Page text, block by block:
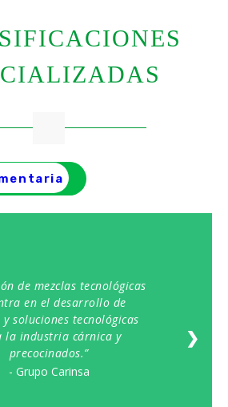
de mezclas tecnológicas
en el desarrollo de
y soluciones tecnológicas
la industria cárnica y
precocinados.
- Grupo Carinsa
❯